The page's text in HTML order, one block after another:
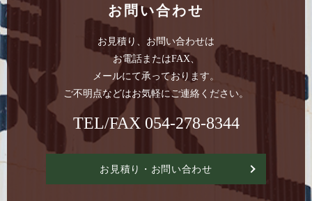
お問い合わせ
お見積り、お問い合わせは
お電話またはFAX、
メールにて承っております。
ご不明点などはお気軽にご連絡ください。
TEL/FAX 054-278-8344
お見積り・お問い合わせ